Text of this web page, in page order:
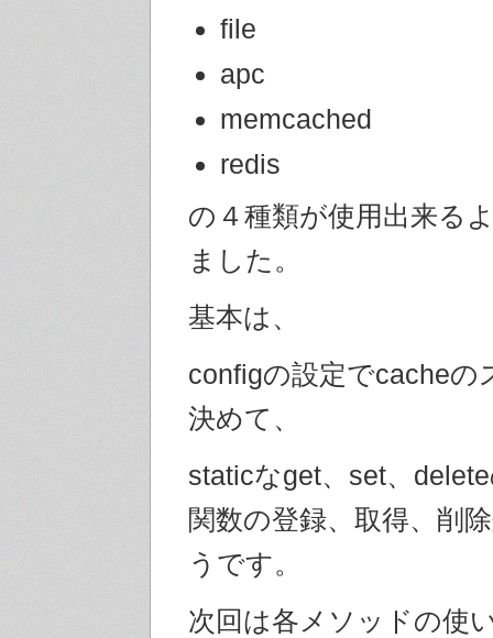
file
apc
memcached
redis
の４種類が使用出来る
ました。
基本は、
configの設定でcacheの
決めて、
staticなget、set、
関数の登録、取得、削
うです。
次回は各メソッドの使